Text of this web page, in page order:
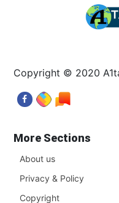
Copyright © 2020
More Sections
About us
Privacy & Policy
Copyright